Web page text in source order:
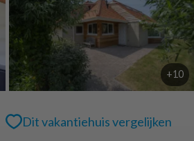
+10
Dit vakantiehuis vergelijken